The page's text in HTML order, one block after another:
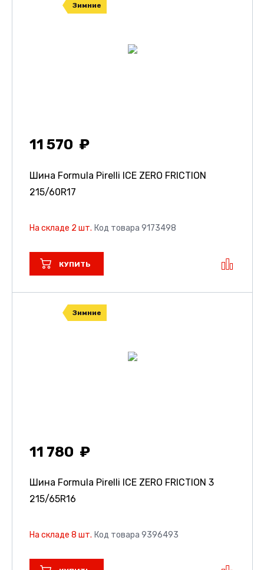
Зимние
11 570
Шина Formula Pirelli ICE ZERO FRICTION
215/60R17
На складе 2 шт. Код товара 9173498
КУПИТЬ
Зимние
11 780
Шина Formula Pirelli ICE ZERO FRICTION 3
215/65R16
На складе 8 шт. Код товара 9396493